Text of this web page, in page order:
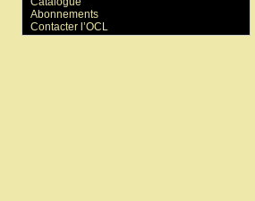
Abonnements
Contacter l’OCL